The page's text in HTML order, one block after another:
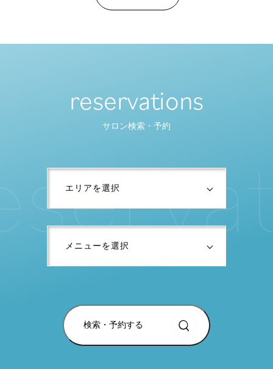
reservations
サロン検索・予約
検索・予約する
serva